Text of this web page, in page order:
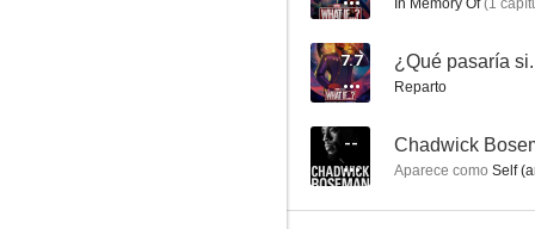
La madre del blues
7.7
In Memory Of(1
7.7
Reparto
-- Chadwick
Aparece como Self